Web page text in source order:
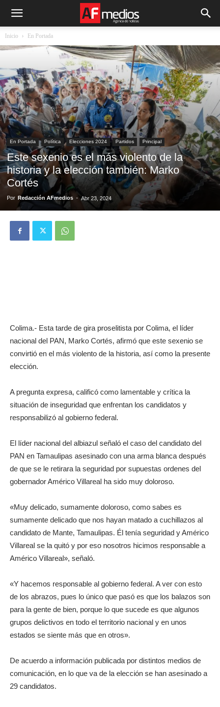
Inicio En Portada
En Portada Política Elecciones 2024 Partidos Principal
Este sexenio es el más violento de la
historia y la elección también: Marko
Cortés
Por Redacción AFmedios - Abr 23, 2024
Colima.- Esta tarde de gira proselitista por Colima, el líder
nacional del PAN, Marko Cortés, afirmó que este sexenio se
convirtió en el más violento de la historia, así como la presente
elección.
A pregunta expresa, calificó como lamentable y crítica la
situación de inseguridad que enfrentan los candidatos y
responsabilizó al gobierno federal.
El líder nacional del albiazul señaló el caso del candidato del
PAN en Tamaulipas asesinado con una arma blanca después
de que se le retirara la seguridad por supuestas ordenes del
gobernador Américo Villareal ha sido muy doloroso.
«Muy delicado, sumamente doloroso, como sabes es
sumamente delicado que nos hayan matado a cuchillazos al
candidato de Mante, Tamaulipas. Él tenía seguridad y Américo
Villareal se la quitó y por eso nosotros hicimos responsable a
Américo Villareal», señaló.
«Y hacemos responsable al gobierno federal. A ver con esto
de los abrazos, pues lo único que pasó es que los balazos son
para la gente de bien, porque lo que sucede es que algunos
grupos delictivos en todo el territorio nacional y en unos
estados se siente más que en otros».
De acuerdo a información publicada por distintos medios de
comunicación, en lo que va de la elección se han asesinado a
29 candidatos.